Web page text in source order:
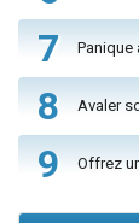
7 Panique
8 Avaler
9 Offrez